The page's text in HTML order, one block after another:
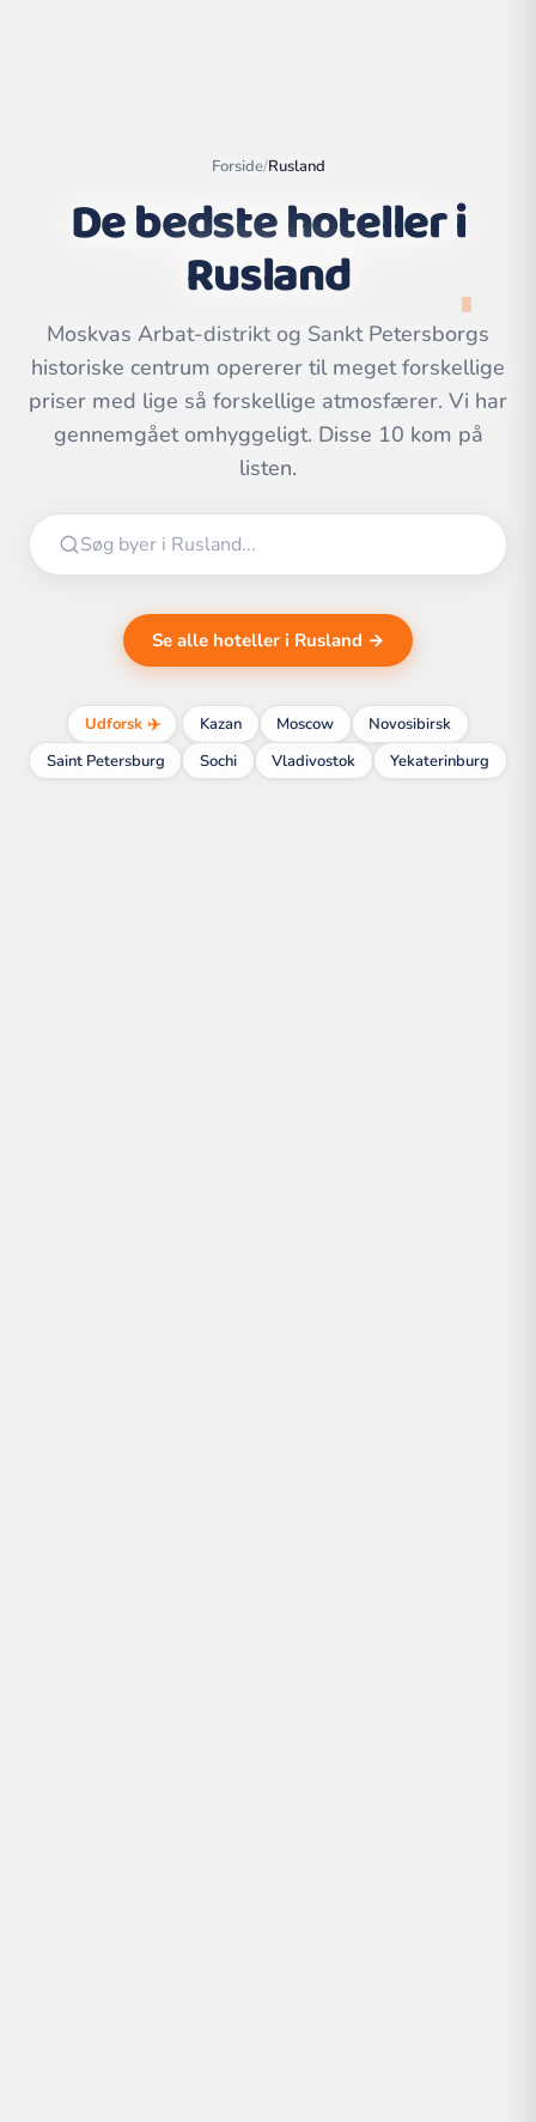
Leaflet
OpenStreetMap
contributors | ©
Forside/Rusland
De bedste hoteller i
Rusland
Moskvas Arbat-distrikt og Sankt Petersborgs
historiske centrum opererer til meget forskellige
priser med lige så forskellige atmosfærer. Vi har
gennemgået omhyggeligt. Disse 10 kom på
listen.
Se alle hoteller i Rusland →
Udforsk ✈️ Kazan Moscow
Novosibirsk
Saint Petersburg
Sochi Vladivostok Yekaterinburg